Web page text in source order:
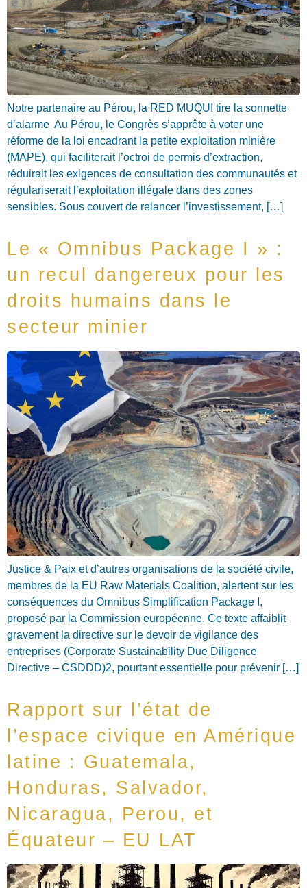
Notre partenaire au Pérou, la RED MUQUI tire la sonnette
d’alarme Au Pérou, le Congrès s’apprête à voter une
réforme de la loi encadrant la petite exploitation minière
(MAPE), qui faciliterait l’octroi de permis d’extraction,
réduirait les exigences de consultation des communautés et
régulariserait l’exploitation illégale dans des zones
sensibles. Sous couvert de relancer l’investissement, […]
Le « Omnibus Package I » :
un recul dangereux pour les
droits humains dans le
secteur minier
Justice & Paix et d’autres organisations de la société civile,
membres de la EU Raw Materials Coalition, alertent sur les
conséquences du Omnibus Simplification Package I,
proposé par la Commission européenne. Ce texte affaiblit
gravement la directive sur le devoir de vigilance des
entreprises (Corporate Sustainability Due Diligence
Directive – CSDDD)2, pourtant essentielle pour prévenir […]
Rapport sur l’état de
l’espace civique en Amérique
latine : Guatemala,
Honduras, Salvador,
Nicaragua, Perou, et
Équateur – EU LAT